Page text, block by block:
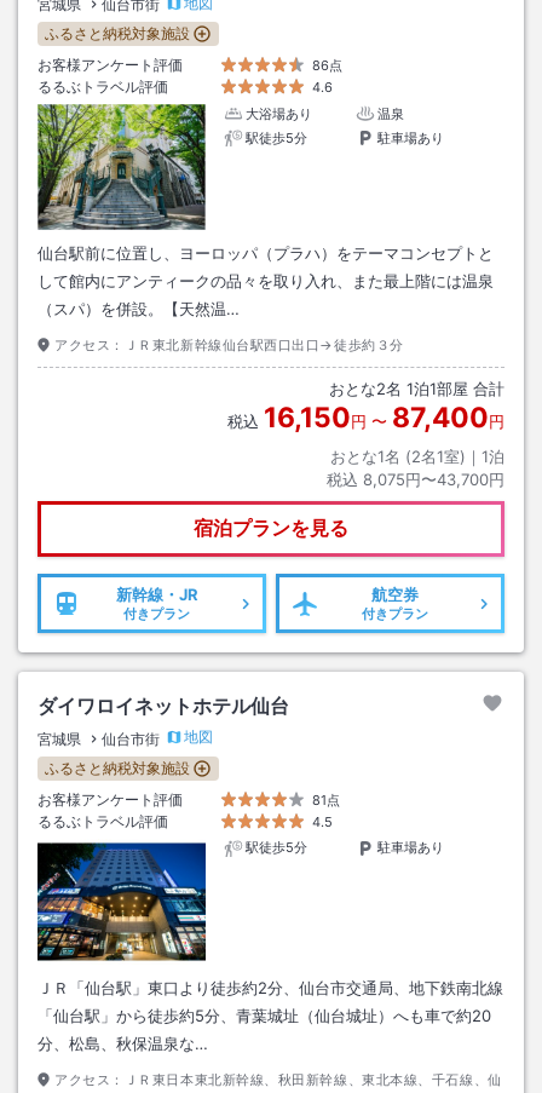
宮城県 仙台市街
ふるさと納税対象施設
お客様アンケート評価
86点
るるぶトラベル評価
4.6
大浴場あり
温泉
駅徒歩5分
駐車場あり
仙台駅前に位置し、ヨーロッパ（プラハ）をテーマコンセプトと
して館内にアンティークの品々を取り入れ、また最上階には温泉
（スパ）を併設。【天然温…
アクセス： ＪＲ東北新幹線仙台駅西口出口→徒歩約３分
おとな2名 1泊1部屋 合計
税込 16,150円 〜 87,400円
おとな1名 (2名1室)｜ 1泊
税込 8,075円〜43,700円
宿泊プランを見る
新幹線・JR
付きプラン
航空券
付きプラン
ダイワロイネットホテル仙台
宮城県 仙台市街
地図
ふるさと納税対象施設
お客様アンケート評価
81点
るるぶトラベル評価
4.5
駅徒歩5分
駐車場あり
ＪＲ「仙台駅」東口より徒歩約2分、仙台市交通局、地下鉄南北線
「仙台駅」から徒歩約5分、青葉城址（仙台城址）へも車で約20
分、松島、秋保温泉な…
アクセス：
ＪＲ東日本東北新幹線、秋田新幹線、東北本線、千石線、仙